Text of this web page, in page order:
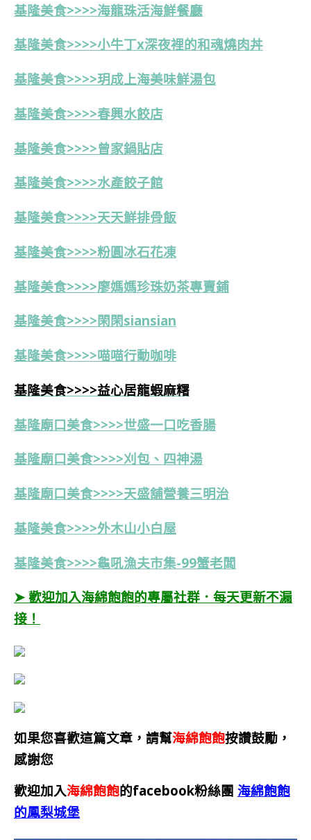
基隆美食>>>>海龍珠活海鮮餐廳
基隆美食>>>>小牛丁x深夜裡的和魂燒肉丼
基隆美食>>>>玥成上海美味鮮湯包
基隆美食>>>>春興水餃店
基隆美食>>>>曾家鍋貼店
基隆美食>>>>水產餃子館
基隆美食>>>>天天鮮排骨飯
基隆美食>>>>粉圓冰石花凍
基隆美食>>>>廖媽媽珍珠奶茶專賣鋪
基隆美食>>>>閑閑siansian
基隆美食>>>>喵喵行動咖啡
基隆美食>>>>益心居龍蝦麻糬
基隆廟口美食>>>>世盛一口吃香腸
基隆廟口美食>>>>刈包、四神湯
基隆廟口美食>>>>天盛舖營養三明治
基隆美食>>>>外木山小白屋
基隆美食>>>>龜吼漁夫市集-99蟹老闆
➤ 歡迎加入海綿飽飽的專屬社群．每天更新不漏
接！
如果您喜歡這篇文章，請幫海綿飽飽按讚鼓勵，
感謝您
歡迎加入海綿飽飽的facebook粉絲團 海綿飽飽
的鳳梨城堡